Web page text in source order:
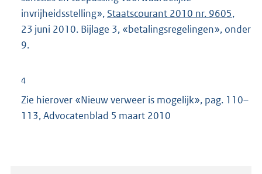
invrijheidsstelling», Staatscourant 2010 nr. 9605,
23 juni 2010. Bijlage 3, «betalingsregelingen», onder
9.
4
Zie hierover «Nieuw verweer is mogelijk», pag. 110–
113, Advocatenblad 5 maart 2010